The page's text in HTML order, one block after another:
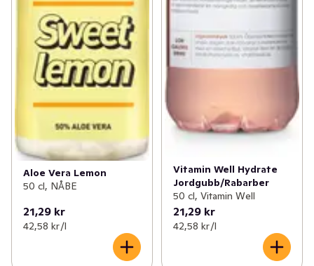
Aloe Vera Lemon
50 cl, NÅBE
21,29 kr
42,58 kr /l
Vitamin Well Hydrate
Jordgubb/Rabarber
50 cl, Vitamin Well
21,29 kr
42,58 kr /l